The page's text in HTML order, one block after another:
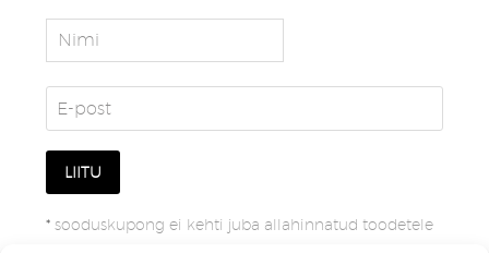
* sooduskupong ei kehti juba allahinnatud toodetele